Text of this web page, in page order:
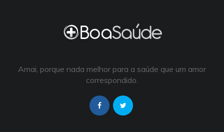
Amai, porque nada melhor para a saúde que um amor
correspondido.